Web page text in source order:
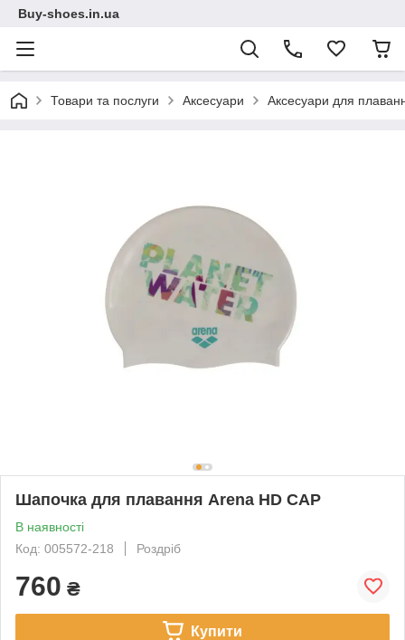
Buy-shoes.in.ua
Товари та послуги Аксесуари Аксесуари для
Шапочка для плавання Arena HD CAP
В наявності
Код: 005572-218
Роздріб
760 ₴
Купити